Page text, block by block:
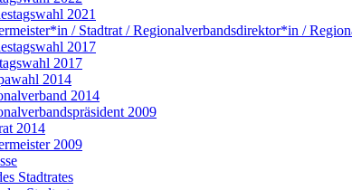
2021
/ Stadtrat / Regionalverbandsdirektor*in /
2017
2017
2014
2014
2009
2014
2009
Stadtrates